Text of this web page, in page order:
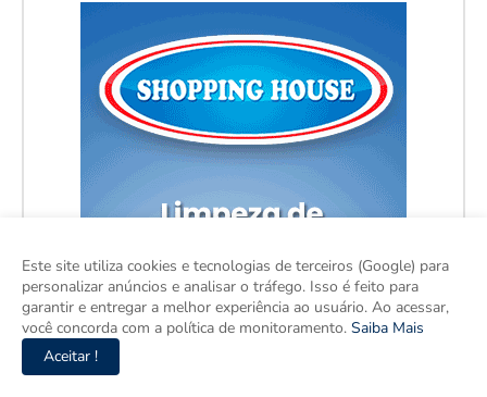
Este site utiliza cookies e tecnologias de terceiros (Google) para
personalizar anúncios e analisar o tráfego. Isso é feito para
garantir e entregar a melhor experiência ao usuário. Ao acessar,
você concorda com a política de monitoramento. Saiba Mais
Aceitar !